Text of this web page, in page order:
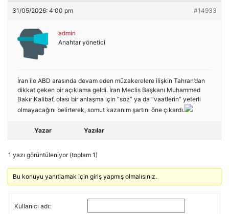
31/05/2026: 4:00 pm #14933
admin
Anahtar yönetici
İran ile ABD arasında devam eden müzakerelere ilişkin Tahran’dan
dikkat çeken bir açıklama geldi. İran Meclis Başkanı Muhammed
Bakır Kalibaf, olası bir anlaşma için “söz” ya da “vaatlerin” yeterli
olmayacağını belirterek, somut kazanım şartını öne çıkardı.
Yazar Yazılar
1 yazı görüntüleniyor (toplam 1)
Bu konuyu yanıtlamak için giriş yapmış olmalısınız.
Kullanıcı adı: